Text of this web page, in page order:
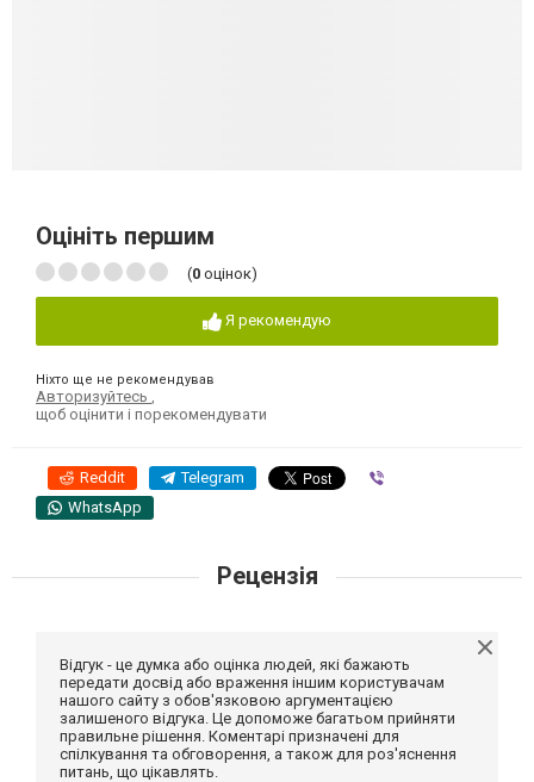
Оцініть першим
(0 оцінок)
Я рекомендую
Ніхто ще не рекомендував
Авторизуйтесь
щоб оцінити і порекомендувати
Reddit Telegram
WhatsApp
Рецензія
Відгук - це думка або оцінка людей, які бажають
передати досвід або враження іншим користувачам
нашого сайту з обов'язковою аргументацією
залишеного відгука. Це допоможе багатьом прийняти
правильне рішення. Коментарі призначені для
спілкування та обговорення, а також для роз'яснення
питань, що цікавлять.